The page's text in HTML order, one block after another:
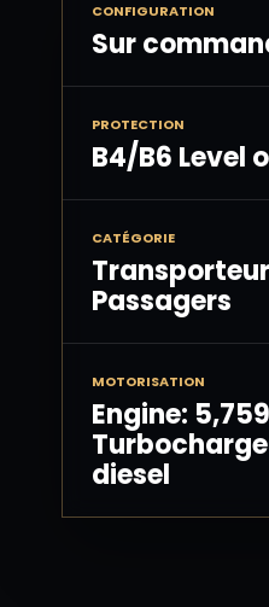
CONFIGURATION
Sur
PROTECTION
B4/B6 Level
CATÉGORIE
Passagers
MOTORISATION
Engine:
diesel